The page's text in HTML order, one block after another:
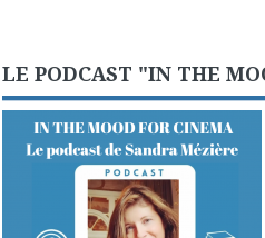
LE PODCAST "IN THE